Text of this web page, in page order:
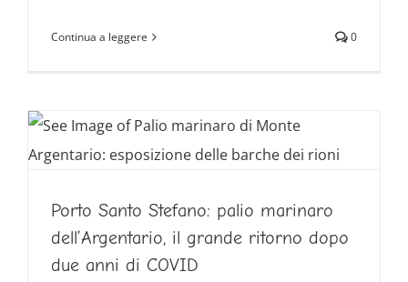
Continua a leggere 0
Porto Santo Stefano: palio marinaro
dell’Argentario, il grande ritorno dopo
due anni di COVID